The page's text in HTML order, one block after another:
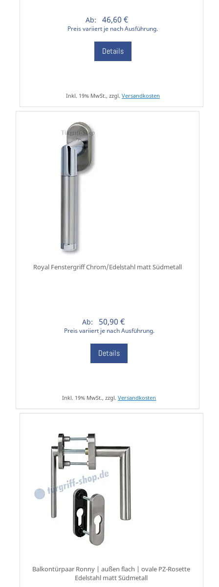
Ab: 46,60 €
Preis variiert je nach Ausführung.
Details
Inkl. 19% MwSt., zzgl. Versandkosten
Royal Fenstergriff Chrom/Edelstahl matt Südmetall
Ab: 50,90 €
Preis variiert je nach Ausführung.
Details
Inkl. 19% MwSt., zzgl.Versandkosten
Balkontürpaar Ronny | außen flach | ovale PZ-Rosette
Edelstahl matt Südmetall